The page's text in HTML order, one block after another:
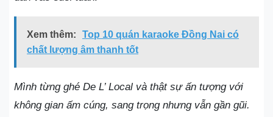
Xem thêm:
Top 10 quán karaoke Đồng Nai có
chất lượng âm thanh tốt
Mình từng ghé De L’ Local và thật sự ấn tượng với
không gian ấm cúng, sang trọng nhưng vẫn gần gũi.